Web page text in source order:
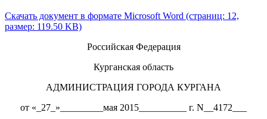
Скачать документ в формате Microsoft Word (страниц: 12,
размер: 119.50 KB)
Российская Федерация
Курганская область
АДМИНИСТРАЦИЯ ГОРОДА КУРГАНА
от «_27_»_________мая 2015__________ г. N__4172___